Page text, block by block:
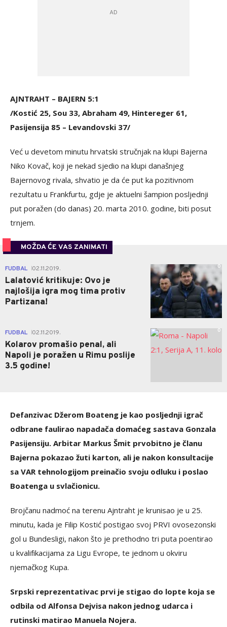
AJNTRAHT – BAJERN 5:1
/Kostić 25, Sou 33, Abraham 49, Hintereger 61,
Pasijensija 85 – Levandovski 37/
Već u devetom minutu hrvatski stručnjak na klupi Bajerna
Niko Kovač, koji je nekad sjedio na klupi današnjeg
Bajernovog rivala, shvatio je da će put ka pozitivnom
rezultatu u Frankfurtu, gdje je aktuelni šampion posljednji
put poražen (do danas) 20. marta 2010. godine, biti posut
trnjem.
MOŽDA ĆE VAS ZANIMATI
FUDBAL 02.11.2019.
Lalatović kritikuje: Ovo je
najlošija igra mog tima protiv
Partizana!
0
FUDBAL 02.11.2019.
Kolarov promašio penal, ali
Napoli je poražen u Rimu poslije
3.5 godine!
0
Defanzivac Džerom Boateng je kao posljednji igrač
odbrane faulirao napadača domaćeg sastava Gonzala
Pasijensiju. Arbitar Markus Šmit prvobitno je članu
Bajerna pokazao žuti karton, ali je nakon konsultacije
sa VAR tehnologijom preinačio svoju odluku i poslao
Boatenga u svlačionicu.
Brojčanu nadmoć na terenu Ajntraht je krunisao je u 25.
minutu, kada je Filip Kostić postigao svoj PRVI ovosezonski
gol u Bundesligi, nakon što je prethodno tri puta poentirao
u kvalifikacijama za Ligu Evrope, te jednom u okviru
njemačkog Kupa.
Srpski reprezentativac prvi je stigao do lopte koja se
odbila od Alfonsa Dejvisa nakon jednog udarca i
rutinski matirao Manuela Nojera.